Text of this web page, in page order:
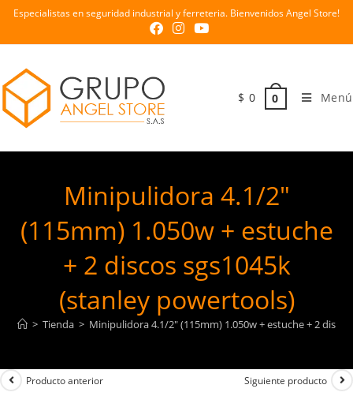
Especialistas en seguridad industrial y ferreteria. Bienvenidos Angel Store!
$ 0 0 Menú
Minipulidora 4.1/2″
(115mm) 1.050w + estuche
+ 2 discos sgs1045k
(stanley powertools)
> Tienda > Minipulidora 4.1/2″ (115mm) 1.050w + estuche + 2
Producto anterior Siguiente producto